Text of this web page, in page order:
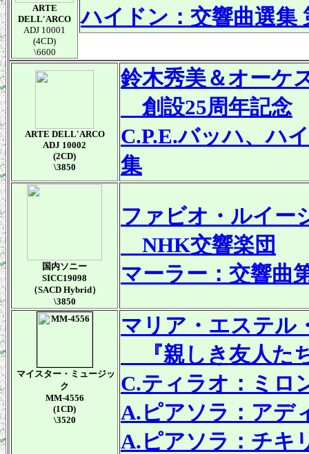
ARTE
DELL'ARCO
ADJ 10001
(4CD)
\6600
ハイドン：交響曲選集
ARTE DELL'ARCO
ADJ 10002
(2CD)
\3850
鈴木秀美＆オーケ
創設25周年記念
C.P.E.バッハ、ハ
集
国内ソニー
SICC19098
（SACD Hybrid）
\3850
ファビオ・ルイー
NHK交響楽団
マーラー：交響曲
マイスター・ミュージッ
ク
MM-4556
(1CD)
\3520
マリア・エステル
『親しき友人た
C.ティラオ：ミロ
A.ピアソラ：アデ
A.ピアソラ：チキ